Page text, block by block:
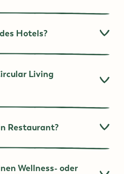
Hotels?
Living
Restaurant?
Wellness- oder